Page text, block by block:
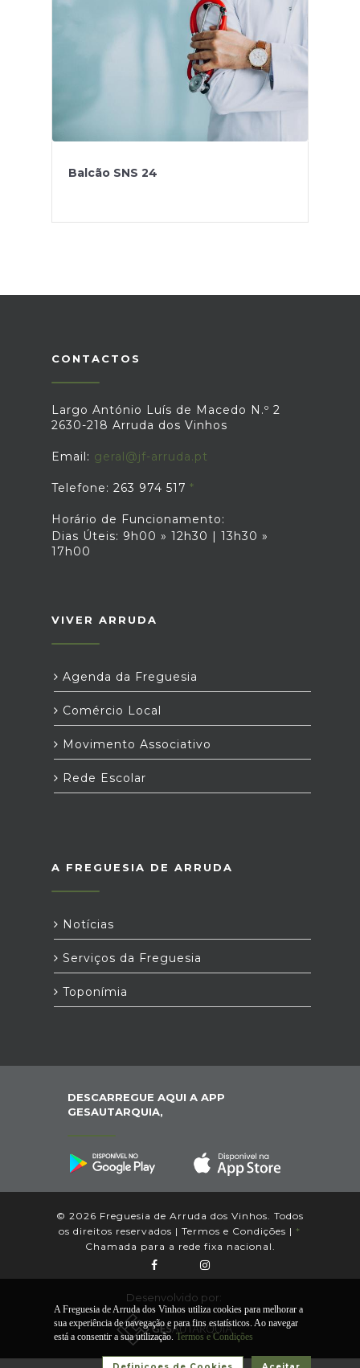
Balcão SNS 24
CONTACTOS
Largo António Luís de Macedo N.º 2
2630-218 Arruda dos Vinhos
Email: geral@jf-arruda.pt
Telefone: 263 974 517
Horário de Funcionamento:
Dias Úteis: 9h00 » 12h30 | 13h30 »
17h00
VIVER ARRUDA
Agenda da Freguesia
Comércio Local
Movimento Associativo
Rede Escolar
A FREGUESIA DE ARRUDA
Notícias
Serviços da Freguesia
Toponímia
DESCARREGUE AQUI A APP
GESAUTARQUIA,
© 2026 Freguesia de Arruda dos Vinhos. Todos
os direitos reservados | Termos e Condições | *
Chamada para a rede fixa nacional.
Desenvolvido por:
A Freguesia de Arruda dos Vinhos utiliza cookies para melhorar a
sua experiência de navegação e para fins estatísticos. Ao navegar
está a consentir a sua utilização. Termos e Condições